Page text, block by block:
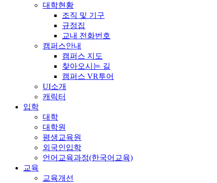
대학현황
조직 및 기구
규정집
교내 전화번호
캠퍼스안내
캠퍼스 지도
찾아오시는 길
캠퍼스 VR투어
UI소개
캐릭터
입학
대학
대학원
평생교육원
외국인입학
언어교육과정(한국어교육)
교육
교육개선